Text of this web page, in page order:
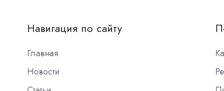
Навигация по сайту
Главная
Новости